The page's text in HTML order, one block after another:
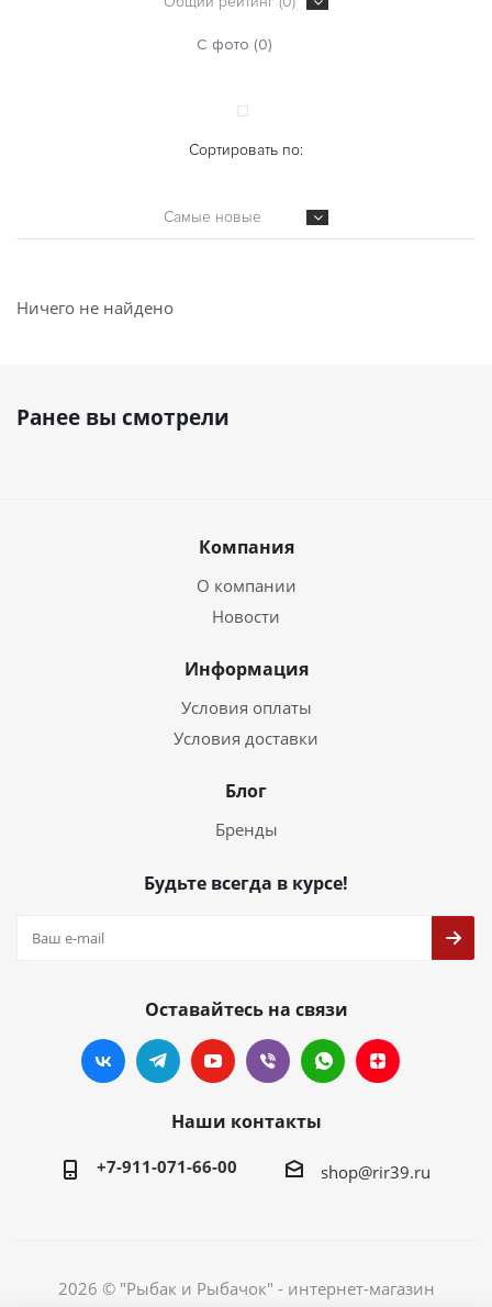
С фото (0)
Сортировать по:
Самые новые
Ничего не найдено
Ранее вы смотрели
Компания
О компании
Новости
Информация
Условия оплаты
Условия доставки
Блог
Бренды
Будьте всегда в курсе!
Оставайтесь на связи
Наши контакты
+7-911-071-66-00 shop@rir39.ru
2026 © "Рыбак и Рыбачок" - интернет-магазин